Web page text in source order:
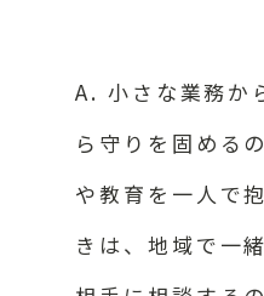
A. 小さな業務か
ら守りを固める
や教育を一人で
きは、地域で一